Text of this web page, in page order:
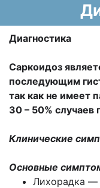
Диагностика
Саркоидоз
последующим
так как не имеет
30 – 50% случаев
Клинические
Основные
Лихорадка —